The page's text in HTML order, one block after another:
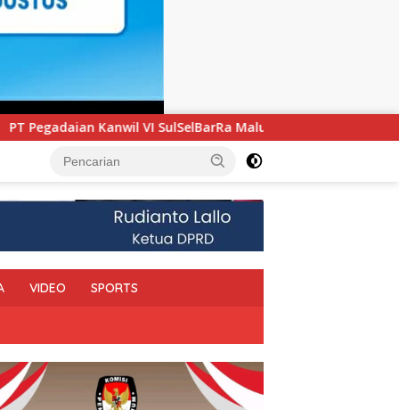
Maluku Luncurkan Program PANDE EMAS untuk Perkuat
VIDEO SPORTS